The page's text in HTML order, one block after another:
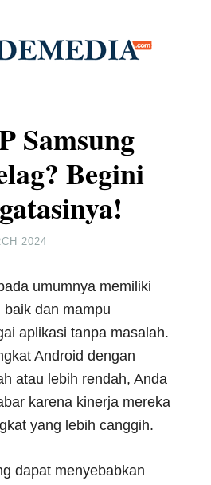
Samsung
Begini
2024
umumnya memiliki
dan mampu
aplikasi tanpa masalah.
Android dengan
atau lebih rendah, Anda
karena kinerja mereka
yang lebih canggih.
dapat menyebabkan